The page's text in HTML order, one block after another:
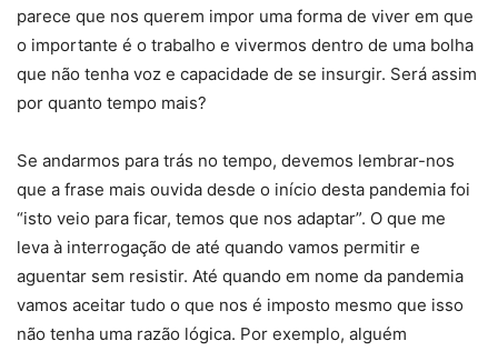
parece que nos querem impor uma forma de viver em que
o importante é o trabalho e vivermos dentro de uma bolha
que não tenha voz e capacidade de se insurgir. Será assim
por quanto tempo mais?
Se andarmos para trás no tempo, devemos lembrar-nos
que a frase mais ouvida desde o início desta pandemia foi
“isto veio para ficar, temos que nos adaptar”. O que me
leva à interrogação de até quando vamos permitir e
aguentar sem resistir. Até quando em nome da pandemia
vamos aceitar tudo o que nos é imposto mesmo que isso
não tenha uma razão lógica. Por exemplo, alguém